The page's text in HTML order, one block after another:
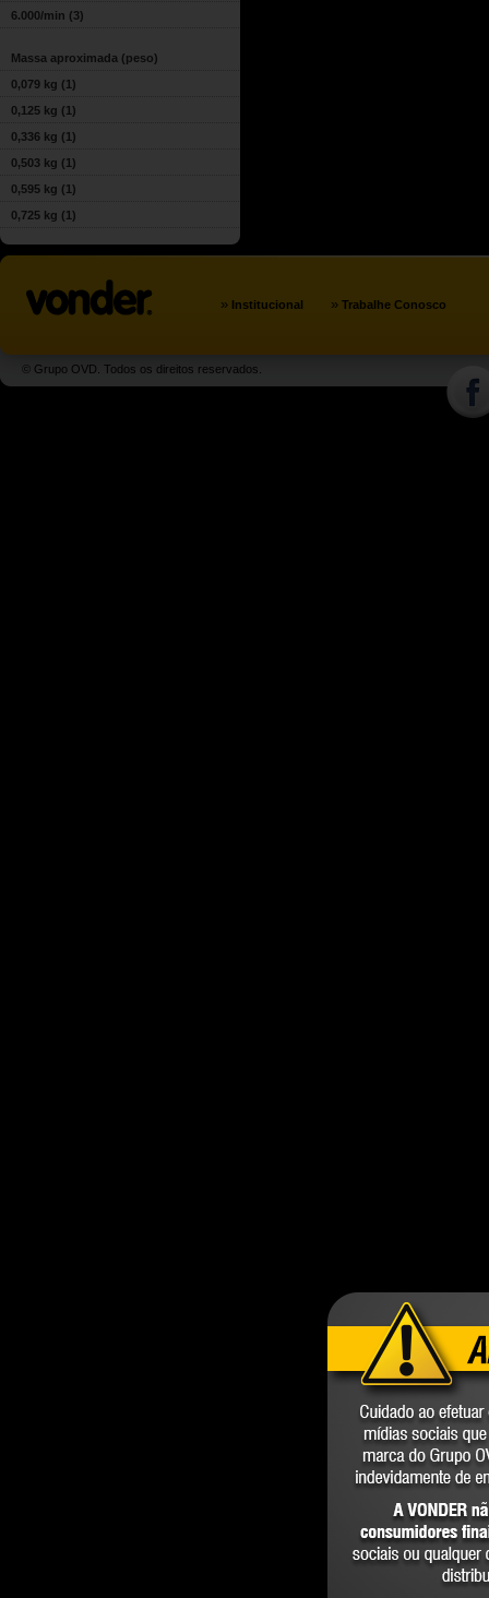
6.000/min (3)
Massa aproximada (peso)
0,079 kg (1)
0,125 kg (1)
0,336 kg (1)
0,503 kg (1)
0,595 kg (1)
0,725 kg (1)
» Institucional » Trabalhe Conosco
© Grupo OVD. Todos os direitos reservados.